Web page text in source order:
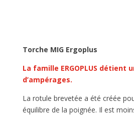
Torche MIG Ergoplus
La famille ERGOPLUS détient
d’ampérages.
La rotule brevetée a été créée
équilibre de la poignée. Il est